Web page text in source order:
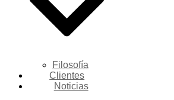
Filosofía
Clientes
Noticias